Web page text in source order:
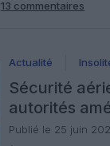
euros aller-retour en
inédit vers Monterrey
13 commentaires
Actualité
Sécurité
autorités
des
Publié le 25 juin